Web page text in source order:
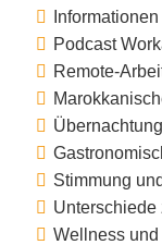
Podcast Workation
Remote-
Marokkanische
Stimmung
Unterschiede
Wellness und